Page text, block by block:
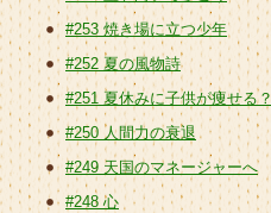
#253 焼き場に立つ少年
#252 夏の風物詩
#251 夏休みに子供が痩せる？
#250 人間力の衰退
#249 天国のマネージャーへ
#248 心